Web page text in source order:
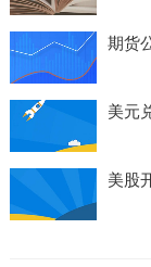
期货
美元
美股